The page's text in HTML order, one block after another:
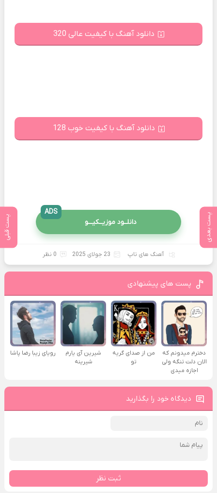
پست بعدی پست قبلی
دانلود آهنگ با کیفیت عالی 320
دانلود آهنگ با کیفیت خوب 128
دانلــود موزیــکیـــو
ADS
آهنگ های تاپ 23 جولای 2025 0 نظر
پست های پیشنهادی
دخترم میدونم که
الان دلت تنگه ولی
اجازه میدی
من از صدای گريه
تو
شیرین آی یارم
شیرینه
رویای زیبا رضا پاشا
دیدگاه خود را بگذارید
ثبت نظر